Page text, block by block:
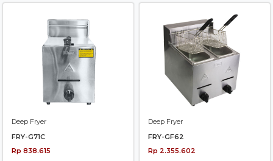
Deep Fryer
FRY-G71C
Rp 838.615
Deep Fryer
FRY-GF62
Rp 2.355.602